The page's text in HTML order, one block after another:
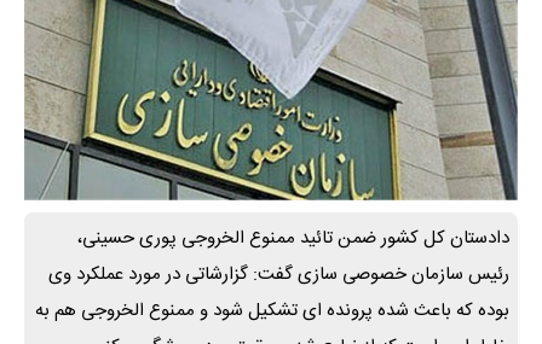
دادستان کل کشور ضمن تائید ممنوع الخروجی پوری حسینی،
رئیس سازمان خصوصی سازی گفت: گزارشاتی در مورد عملکرد وی
بوده که باعث شده پرونده ای تشکیل شود و ممنوع الخروجی هم به